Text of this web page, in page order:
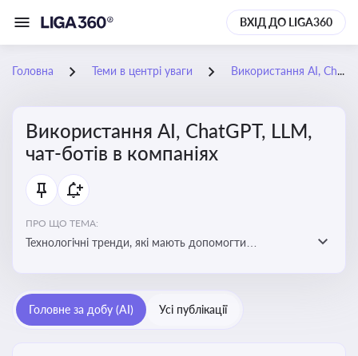
ВХІД ДО LIGA360
Головна Теми в центрі уваги Використання AI, ChatGPT, LLM, чат-ботів в компаніях
Використання AI, ChatGPT, LLM,
чат-ботів в компаніях
ПРО ЩО ТЕМА:
Технологічні тренди, які мають допомогти
ефективність і знизити витрати компаній
Головне за добу (AI) Усі публікації